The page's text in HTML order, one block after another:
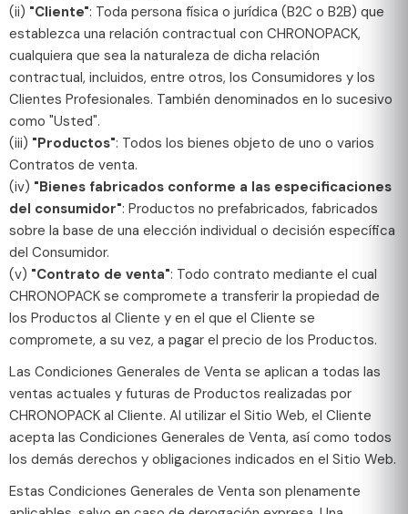
(ii) "Cliente": Toda persona física o jurídica (B2C o B2B) que
establezca una relación contractual con CHRONOPACK,
cualquiera que sea la naturaleza de dicha relación
contractual, incluidos, entre otros, los Consumidores y los
Clientes Profesionales. También denominados en lo sucesivo
como "Usted".
(iii) "Productos": Todos los bienes objeto de uno o varios
Contratos de venta.
(iv) "Bienes fabricados conforme a las especificaciones
del consumidor": Productos no prefabricados, fabricados
sobre la base de una elección individual o decisión específica
del Consumidor.
(v) "Contrato de venta": Todo contrato mediante el cual
CHRONOPACK se compromete a transferir la propiedad de
los Productos al Cliente y en el que el Cliente se
compromete, a su vez, a pagar el precio de los Productos.
Las Condiciones Generales de Venta se aplican a todas las
ventas actuales y futuras de Productos realizadas por
CHRONOPACK al Cliente. Al utilizar el Sitio Web, el Cliente
acepta las Condiciones Generales de Venta, así como todos
los demás derechos y obligaciones indicados en el Sitio Web.
Estas Condiciones Generales de Venta son plenamente